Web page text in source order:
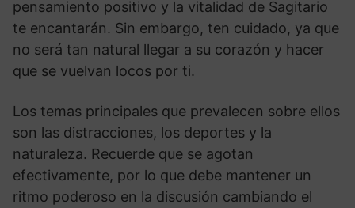
pensamiento positivo y la vitalidad de Sagitario
te encantarán. Sin embargo, ten cuidado, ya que
no será tan natural llegar a su corazón y hacer
que se vuelvan locos por ti.
Los temas principales que prevalecen sobre ellos
son las distracciones, los deportes y la
naturaleza. Recuerde que se agotan
efectivamente, por lo que debe mantener un
ritmo poderoso en la discusión cambiando el